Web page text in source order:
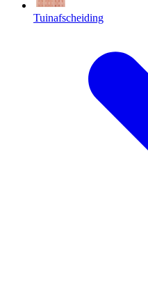
Tuinafscheiding